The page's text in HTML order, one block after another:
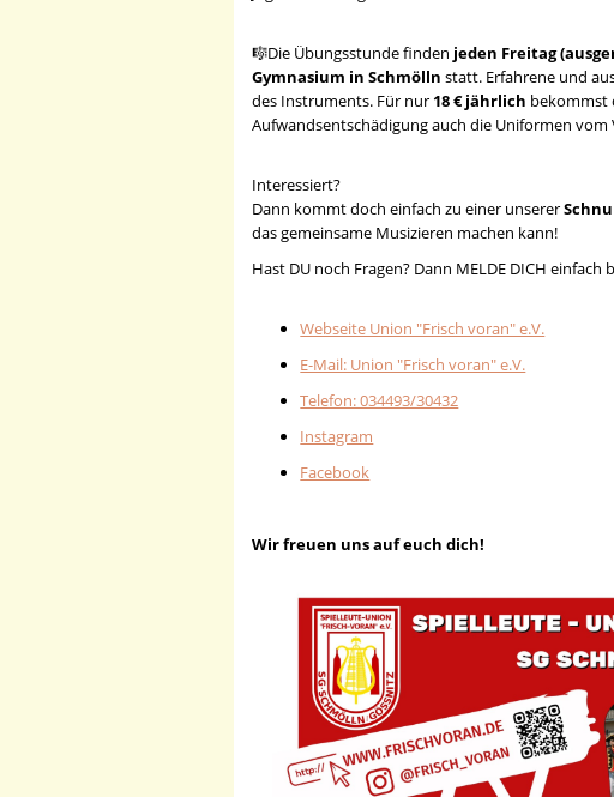
🎼Die Übungsstunde finden jeden Freitag
Gymnasium in Schmölln statt. Erfahrene und
des Instruments. Für nur 18 € jährlich bekommst
Aufwandsentschädigung auch die Uniformen vom
Interessiert?
Dann kommt doch einfach zu einer unserer
das gemeinsame Musizieren machen kann!
Hast DU noch Fragen? Dann MELDE DICH einfach
Webseite Union "Frisch voran" e.V.
E-Mail: Union "Frisch voran" e.V.
Telefon: 034493/30432
Instagram
Facebook
Wir freuen uns auf euch dich!